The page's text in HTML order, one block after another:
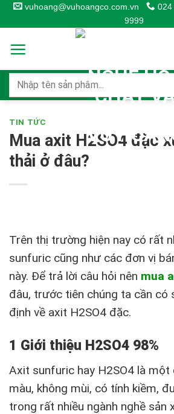
Skip
to
content
vuhoang@vuhoangco.com.vn 024
9999
TIN TỨC
Mua axit H2SO4 đặc
thải ở đâu?
Trên thị trường hiện nay có rất
sunfuric cũng như các đơn vị
này. Để trả lời câu hỏi nên mua
đâu, trước tiên chúng ta cần có
định về axit H2SO4 đặc.
1 Giới thiệu H2SO4 98%
Axit sunfuric hay H2SO4 là một
màu, không mùi, có tính kiềm,
trong rất nhiều ngành nghề sản